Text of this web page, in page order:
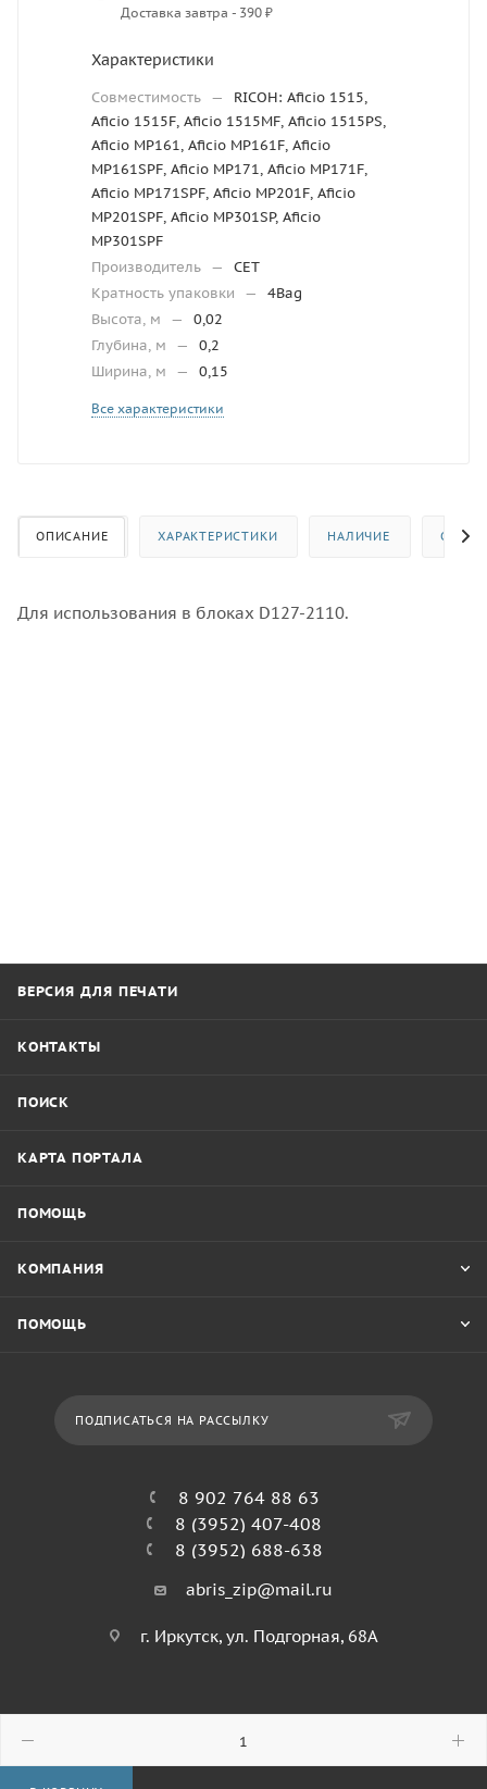
Доставка завтра - 390 ₽
Характеристики
Совместимость —
RICOH: Aficio 1515,
Aficio 1515F, Aficio 1515MF, Aficio 1515PS,
Aficio MP161, Aficio MP161F, Aficio
MP161SPF, Aficio MP171, Aficio MP171F,
Aficio MP171SPF, Aficio MP201F, Aficio
MP201SPF, Aficio MP301SP, Aficio
MP301SPF
Производитель —
CET
Кратность упаковки
—
4Bag
Высота, м
—
0,02
Глубина, м
—
0,2
Ширина, м
— 0,15
Все характеристики
ОПИСАНИЕ ХАРАКТЕРИСТИКИ НАЛИЧИЕ
Для использования в блоках D127-2110.
ВЕРСИЯ ДЛЯ ПЕЧАТИ
КОНТАКТЫ
ПОИСК
КАРТА ПОРТАЛА
ПОМОЩЬ
КОМПАНИЯ
ПОМОЩЬ
ПОДПИСАТЬСЯ НА РАССЫЛКУ
8 902 764 88 63
8 (3952) 407-408
8 (3952) 688-638
abris_zip@mail.ru
г. Иркутск, ул. Подгорная, 68А
© 2026 Абрис